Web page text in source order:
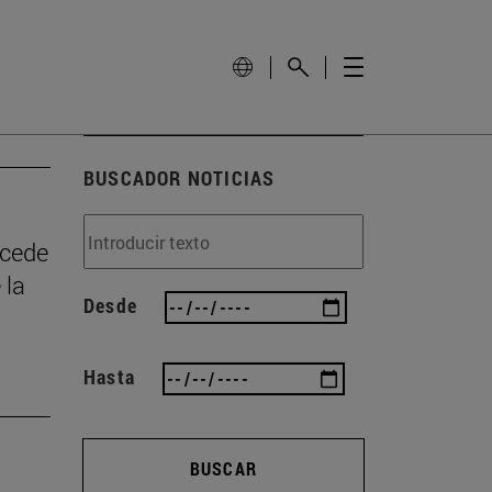
la
BUSCADOR NOTICIAS
Desde
Hasta
BUSCAR